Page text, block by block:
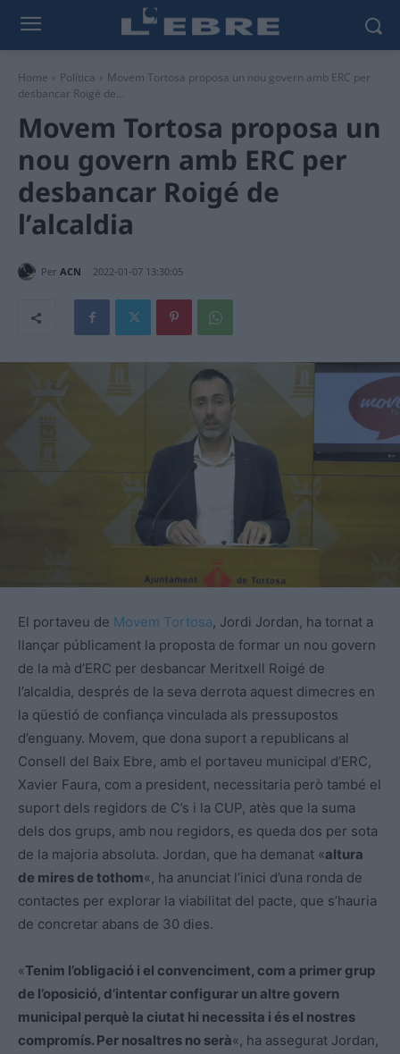
Home Política
Movem Tortosa proposa un nou govern amb ERC per
desbancar Roigé de...
Movem Tortosa proposa un
nou govern amb ERC per
desbancar Roigé de
l’alcaldia
Per ACN 2022-01-07 13:30:05
El portaveu de Movem Tortosa, Jordi Jordan, ha tornat a
llançar públicament la proposta de formar un nou govern
de la mà d’ERC per desbancar Meritxell Roigé de
l’alcaldia, després de la seva derrota aquest dimecres en
la qüestió de confiança vinculada als pressupostos
d’enguany. Movem, que dona suport a republicans al
Consell del Baix Ebre, amb el portaveu municipal d’ERC,
Xavier Faura, com a president, necessitaria però també el
suport dels regidors de C’s i la CUP, atès que la suma
dels dos grups, amb nou regidors, es queda dos per sota
de la majoria absoluta. Jordan, que ha demanat «altura
de mires de tothom«, ha anunciat l’inici d’una ronda de
contactes per explorar la viabilitat del pacte, que s’hauria
de concretar abans de 30 dies.
«Tenim l’obligació i el convenciment, com a primer grup
de l’oposició, d’intentar configurar un altre govern
municipal perquè la ciutat hi necessita i és el nostres
compromís. Per nosaltres no serà«, ha assegurat Jordan,